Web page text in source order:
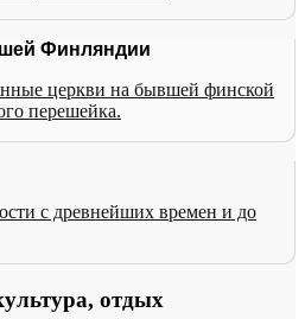
Финляндии
церкви на бывшей финской
перешейка.
с древнейших времен и до
отдых